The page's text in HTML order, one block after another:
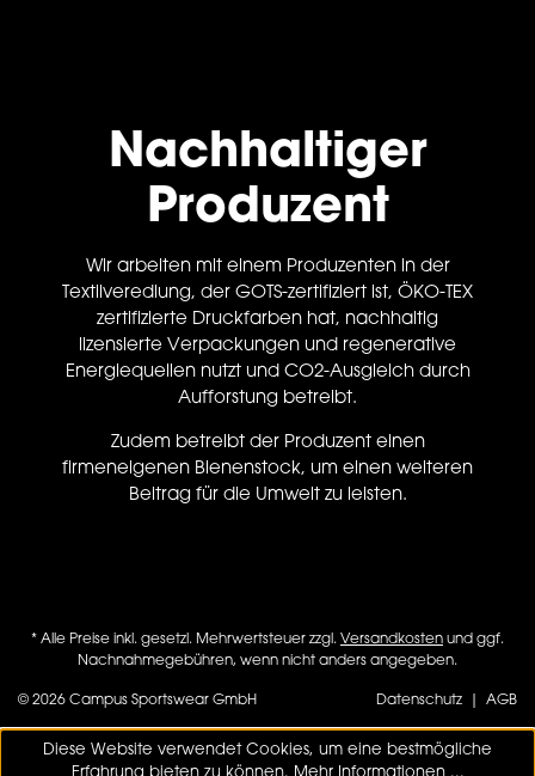
Nachhaltiger
Produzent
Wir arbeiten mit einem Produzenten in der
Textilveredlung, der GOTS-zertifiziert ist, ÖKO-TEX
zertifizierte Druckfarben hat, nachhaltig
lizensierte Verpackungen und regenerative
Energiequellen nutzt und CO2-Ausgleich durch
Aufforstung betreibt.
Zudem betreibt der Produzent einen
firmeneigenen Bienenstock, um einen weiteren
Beitrag für die Umwelt zu leisten.
* Alle Preise inkl. gesetzl. Mehrwertsteuer zzgl. Versandkosten und ggf.
Nachnahmegebühren, wenn nicht anders angegeben.
© 2026 Campus Sportswear GmbH Datenschutz AGB
Diese Website verwendet Cookies, um eine bestmögliche